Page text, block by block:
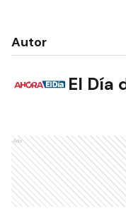
Autor
El Día
Ads